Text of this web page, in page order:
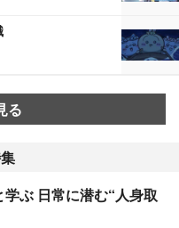
る
ぶ 日常に潜む“人身取